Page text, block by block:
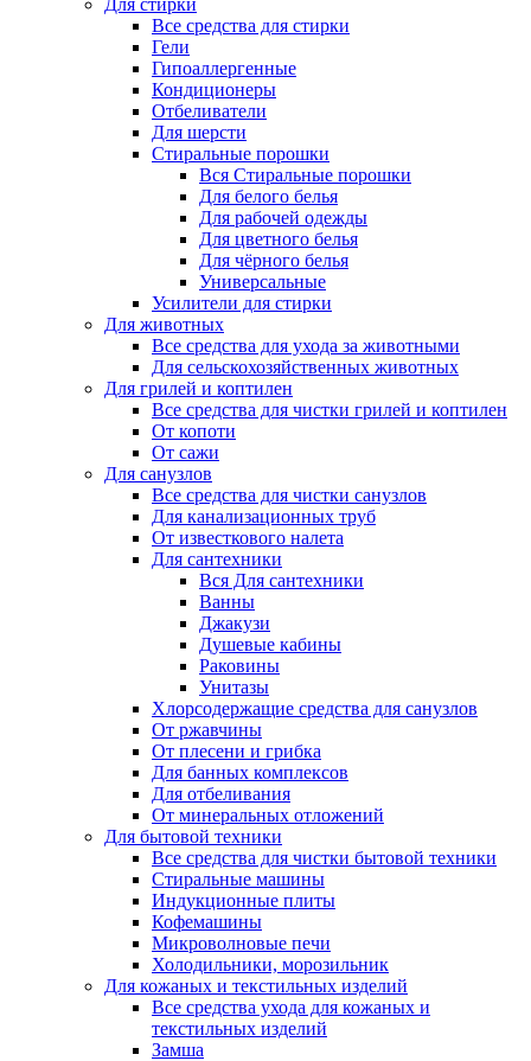
Для стирки
Все средства для стирки
Гели
Гипоаллергенные
Кондиционеры
Отбеливатели
Для шерсти
Стиральные порошки
Вся Стиральные порошки
Для белого белья
Для рабочей одежды
Для цветного белья
Для чёрного белья
Универсальные
Усилители для стирки
Для животных
Все средства для ухода за животными
Для сельскохозяйственных животных
Для грилей и коптилен
Все средства для чистки грилей и коптилен
От копоти
От сажи
Для санузлов
Все средства для чистки санузлов
Для канализационных труб
От известкового налета
Для сантехники
Вся Для сантехники
Ванны
Джакузи
Душевые кабины
Раковины
Унитазы
Хлорсодержащие средства для санузлов
От ржавчины
От плесени и грибка
Для банных комплексов
Для отбеливания
От минеральных отложений
Для бытовой техники
Все средства для чистки бытовой техники
Стиральные машины
Индукционные плиты
Кофемашины
Микроволновые печи
Холодильники, морозильник
Для кожаных и текстильных изделий
Все средства ухода для кожаных и
текстильных изделий
Замша